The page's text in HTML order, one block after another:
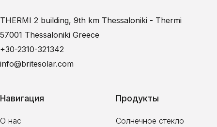
THERMI 2 building, 9th km Thessaloniki - Thermi
57001 Thessaloniki Greece
+30-2310-321342
info@britesolar.com
Навигация
О нас
Продукты
Солнечное стекло